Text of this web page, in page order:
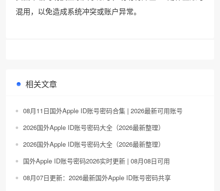
混用，以免造成系统冲突或账户异常。
相关文章
08月11日国外Apple ID账号密码合集 | 2026最新可用账号
2026国外Apple ID账号密码大全（2026最新整理）
2026国外Apple ID账号密码大全（2026最新整理）
国外Apple ID账号密码2026实时更新 | 08月08日可用
08月07日更新：2026最新国外Apple ID账号密码共享